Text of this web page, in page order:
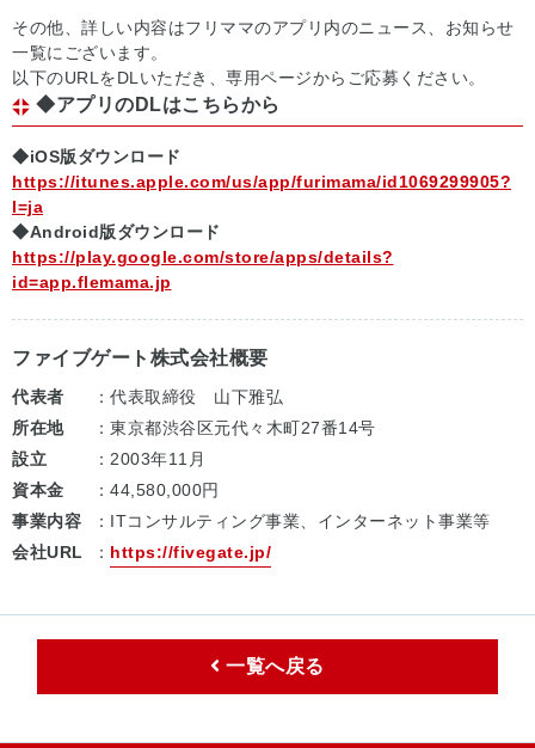
その他、詳しい内容はフリママのアプリ内のニュース、お知らせ
一覧にございます。
以下のURLをDLいただき、専用ページからご応募ください。
◆アプリのDLはこちらから
◆iOS版ダウンロード
https://itunes.apple.com/us/app/furimama/id1069299905?
l=ja
◆Android版ダウンロード
https://play.google.com/store/apps/details?
id=app.flemama.jp
ファイブゲート株式会社概要
代表者
：代表取締役 山下雅弘
所在地
：東京都渋谷区元代々木町27番14号
設立
：2003年11月
資本金
：44,580,000円
事業内容
：ITコンサルティング事業、インターネット事業等
会社URL
： https://fivegate.jp/
一覧へ戻る